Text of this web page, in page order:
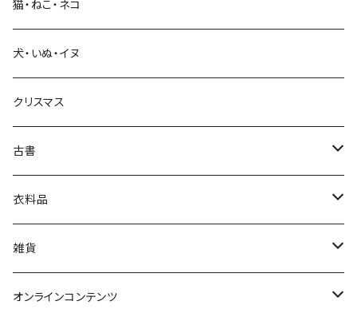
生活・暮らし
芸術・絵画・写真
絵本・児童書
娯楽・エンターテインメント
猫・ねこ・ネコ
犬・いぬ・イヌ
クリスマス
古書
古書セット
美術
衣料品
POLEWARDS
Tシャツ
雑貨
バッグ
オンラインコンテンツ